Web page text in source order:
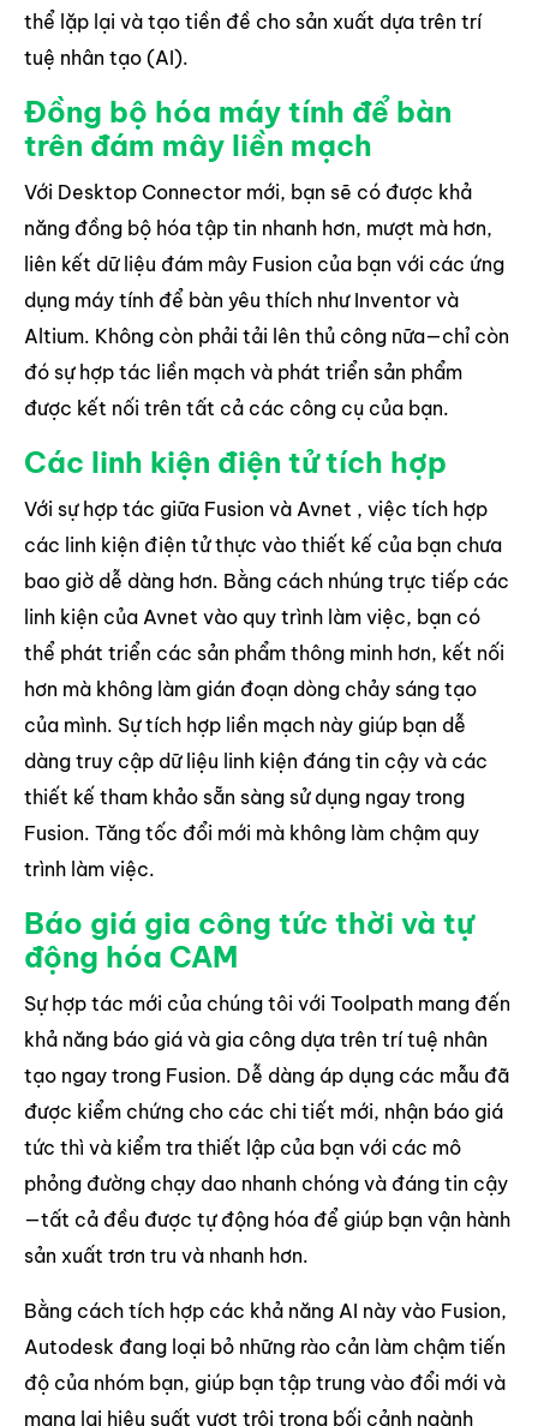
thể lặp lại và tạo tiền đề cho sản xuất dựa trên trí
tuệ nhân tạo (AI).
Đồng bộ hóa máy tính để bàn
trên đám mây liền mạch
Với Desktop Connector mới, bạn sẽ có được khả
năng đồng bộ hóa tập tin nhanh hơn, mượt mà hơn,
liên kết dữ liệu đám mây Fusion của bạn với các ứng
dụng máy tính để bàn yêu thích như Inventor và
Altium. Không còn phải tải lên thủ công nữa—chỉ còn
đó sự hợp tác liền mạch và phát triển sản phẩm
được kết nối trên tất cả các công cụ của bạn.
Các linh kiện điện tử tích hợp
Với sự hợp tác giữa Fusion và Avnet , việc tích hợp
các linh kiện điện tử thực vào thiết kế của bạn chưa
bao giờ dễ dàng hơn. Bằng cách nhúng trực tiếp các
linh kiện của Avnet vào quy trình làm việc, bạn có
thể phát triển các sản phẩm thông minh hơn, kết nối
hơn mà không làm gián đoạn dòng chảy sáng tạo
của mình. Sự tích hợp liền mạch này giúp bạn dễ
dàng truy cập dữ liệu linh kiện đáng tin cậy và các
thiết kế tham khảo sẵn sàng sử dụng ngay trong
Fusion. Tăng tốc đổi mới mà không làm chậm quy
trình làm việc.
Báo giá gia công tức thời và tự
động hóa CAM
Sự hợp tác mới của chúng tôi với Toolpath mang đến
khả năng báo giá và gia công dựa trên trí tuệ nhân
tạo ngay trong Fusion. Dễ dàng áp dụng các mẫu đã
được kiểm chứng cho các chi tiết mới, nhận báo giá
tức thì và kiểm tra thiết lập của bạn với các mô
phỏng đường chạy dao nhanh chóng và đáng tin cậy
—tất cả đều được tự động hóa để giúp bạn vận hành
sản xuất trơn tru và nhanh hơn.
Bằng cách tích hợp các khả năng AI này vào Fusion,
Autodesk đang loại bỏ những rào cản làm chậm tiến
độ của nhóm bạn, giúp bạn tập trung vào đổi mới và
mang lại hiệu suất vượt trội trong bối cảnh ngành